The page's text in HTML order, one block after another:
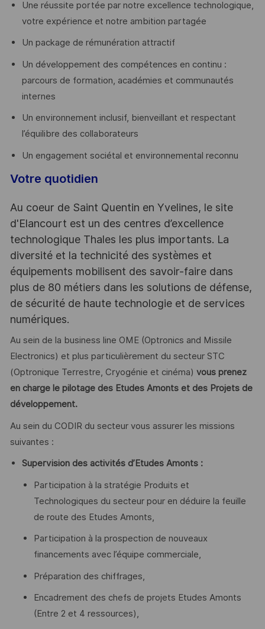
Une réussite portée par notre excellence technologique,
votre expérience et notre ambition partagée
Un package de rémunération attractif
Un développement des compétences en continu :
parcours de formation, académies et communautés
internes
Un environnement inclusif, bienveillant et respectant
l’équilibre des collaborateurs
Un engagement sociétal et environnemental reconnu
Votre quotidien
Au coeur de Saint Quentin en Yvelines, le site
d'Elancourt est un des centres d’excellence
technologique Thales les plus importants. La
diversité et la technicité des systèmes et
équipements mobilisent des savoir-faire dans
plus de 80 métiers dans les solutions de défense,
de sécurité de haute technologie et de services
numériques.
Au sein de la business line OME (Optronics and Missile
Electronics) et plus particulièrement du secteur STC
(Optronique Terrestre, Cryogénie et cinéma) vous prenez
en charge le pilotage des Etudes Amonts et des Projets de
développement.
Au sein du CODIR du secteur vous assurer les missions
suivantes :
Supervision des activités d’Etudes Amonts :
Participation à la stratégie Produits et
Technologiques du secteur pour en déduire la feuille
de route des Etudes Amonts,
Participation à la prospection de nouveaux
financements avec l’équipe commerciale,
Préparation des chiffrages,
Encadrement des chefs de projets Etudes Amonts
(Entre 2 et 4 ressources),